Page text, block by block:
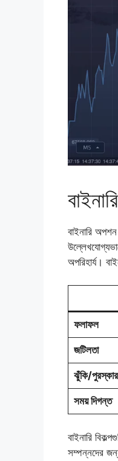
বাইনারি
অপরিহার্য।
ফলাফল
জটিলতা
ঝুঁকি/পুরস্কার
সময় দিগন্ত
বাইনারি
সম্পন্নদের